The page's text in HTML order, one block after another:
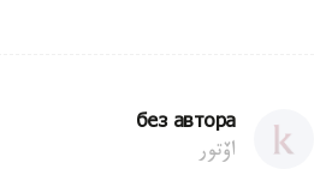
без автора
اۆتور